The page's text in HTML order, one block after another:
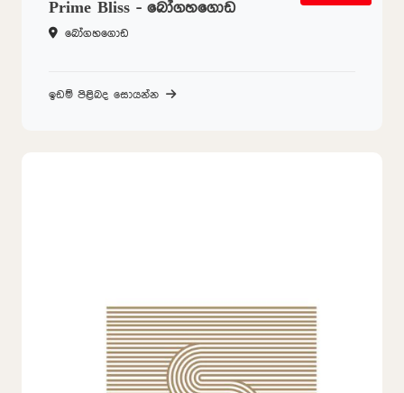
Prime Bliss - බෝගහගොඩ
බෝගහගොඩ
ඉඩම් පිළිබද සොයන්න